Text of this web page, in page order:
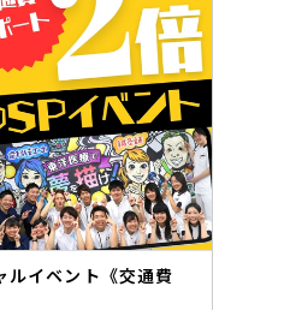
ルイベント《交通費